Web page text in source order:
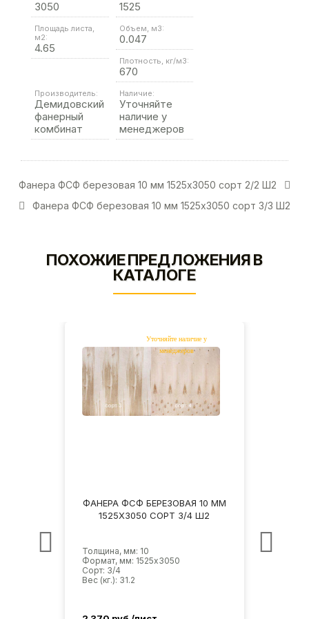
3050 1525
Площадь листа,
м2:
4.65
Объем, м3:
0.047
Плотность, кг/м3:
670
Производитель:
Демидовский
фанерный
комбинат
Наличие:
Уточняйте
наличие у
менеджеров
Фанера ФСФ березовая 10 мм 1525х3050 сорт 2/2 Ш2
Фанера ФСФ березовая 10 мм 1525х3050 сорт 3/3 Ш2
ПОХОЖИЕ ПРЕДЛОЖЕНИЯ В
КАТАЛОГЕ
ФАНЕРА ФСФ БЕРЕЗОВАЯ 10 ММ
1525Х3050 СОРТ 3/4 Ш2
Толщина, мм: 10
Формат, мм: 1525х3050
Сорт: 3/4
Вес (кг.): 31.2